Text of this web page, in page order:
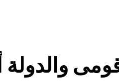
والدولة